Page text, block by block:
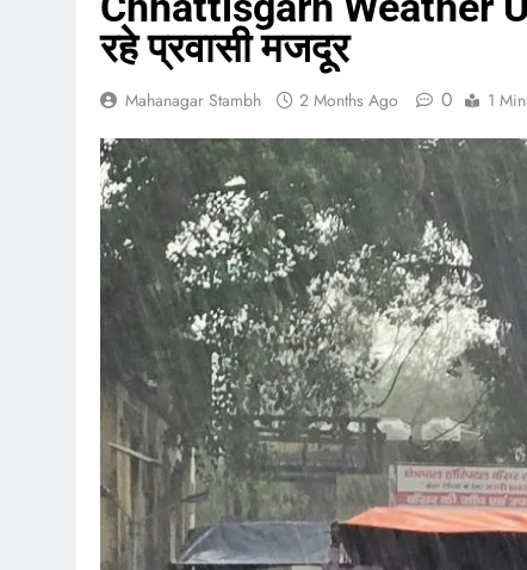
रहे प्रवासी मजदूर
Mahanagar Stambh 2 Months Ago 0 1